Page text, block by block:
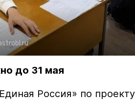
до 31 мая
Россия» по проекту